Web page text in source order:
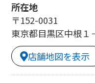
所在地
〒152-0031
東京都目黒区中根
店舗地図を表示